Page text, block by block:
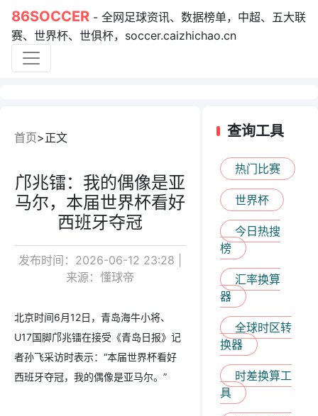
86SOCCER - 全网足球资讯、数据榜单，中超、五大联
赛、世界杯、世俱杯，soccer.caizhichao.cn
首页 正文
邝兆镭：我的偶像是亚
马尔，本届世界杯看好
西班牙夺冠
发布时间：2026-06-12 23:28 |
来源：懂球帝
北京时间6月12日，青岛海牛小将、
U17国脚邝兆镭在接受《青岛日报》记
者孙飞采访时表示：“本届世界杯看好
西班牙夺冠，我的偶像是亚马尔。”
查询工具
热门比赛
世界杯
今日热搜
榜
汇率换算
器
全球时区转
换器
时差换算工
具